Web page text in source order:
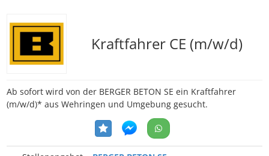
Kraftfahrer CE (m/w/d)
Ab sofort wird von der BERGER BETON SE ein Kraftfahrer
(m/w/d)* aus Wehringen und Umgebung gesucht.